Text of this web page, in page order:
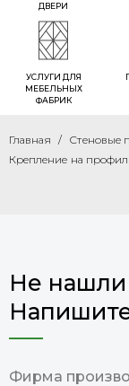
ДВЕРИ
УСЛУГИ ДЛЯ
МЕБЕЛЬНЫХ
ФАБРИК
Главная Стеновые
Крепление на
Не нашли
Фирма